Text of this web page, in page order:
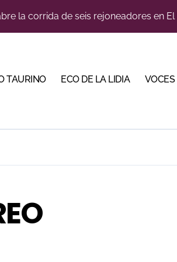
abre la feria de La Albahaca de
por los jóvenes con entradas
sobresale en una noche gris en
y Diego Tebas en una apertura de
TAURINO ECO DE LA LIDIA